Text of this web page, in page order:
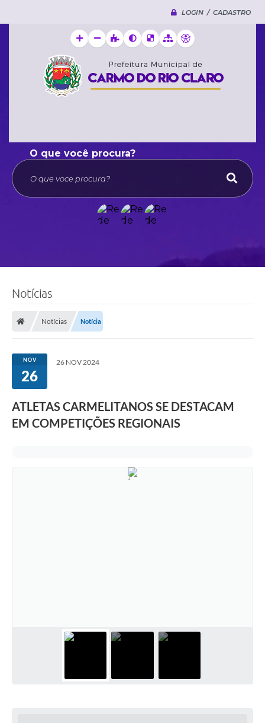
LOGIN / CADASTRO
O que voce procura?
Notícias
Notícias Notícia
NOV
26
26 NOV 2024
ATLETAS CARMELITANOS SE DESTACAM
EM COMPETIÇÕES REGIONAIS